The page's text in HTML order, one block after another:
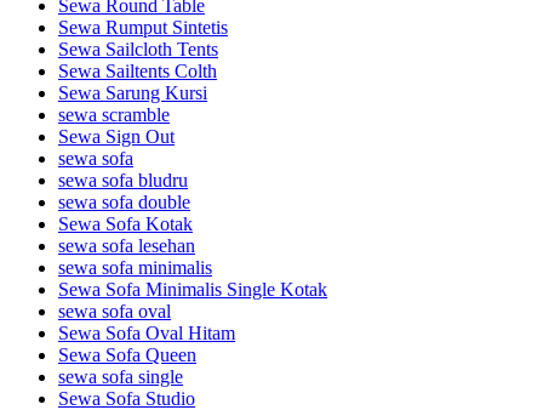
Sewa Round Table
Sewa Rumput Sintetis
Sewa Sailcloth Tents
Sewa Sailtents Colth
Sewa Sarung Kursi
sewa scramble
Sewa Sign Out
sewa sofa
sewa sofa bludru
sewa sofa double
Sewa Sofa Kotak
sewa sofa lesehan
sewa sofa minimalis
Sewa Sofa Minimalis Single Kotak
sewa sofa oval
Sewa Sofa Oval Hitam
Sewa Sofa Queen
sewa sofa single
Sewa Sofa Studio